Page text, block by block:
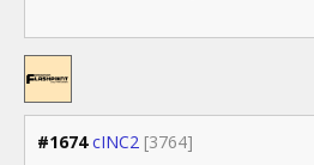
#1674 cINC2 [3764]